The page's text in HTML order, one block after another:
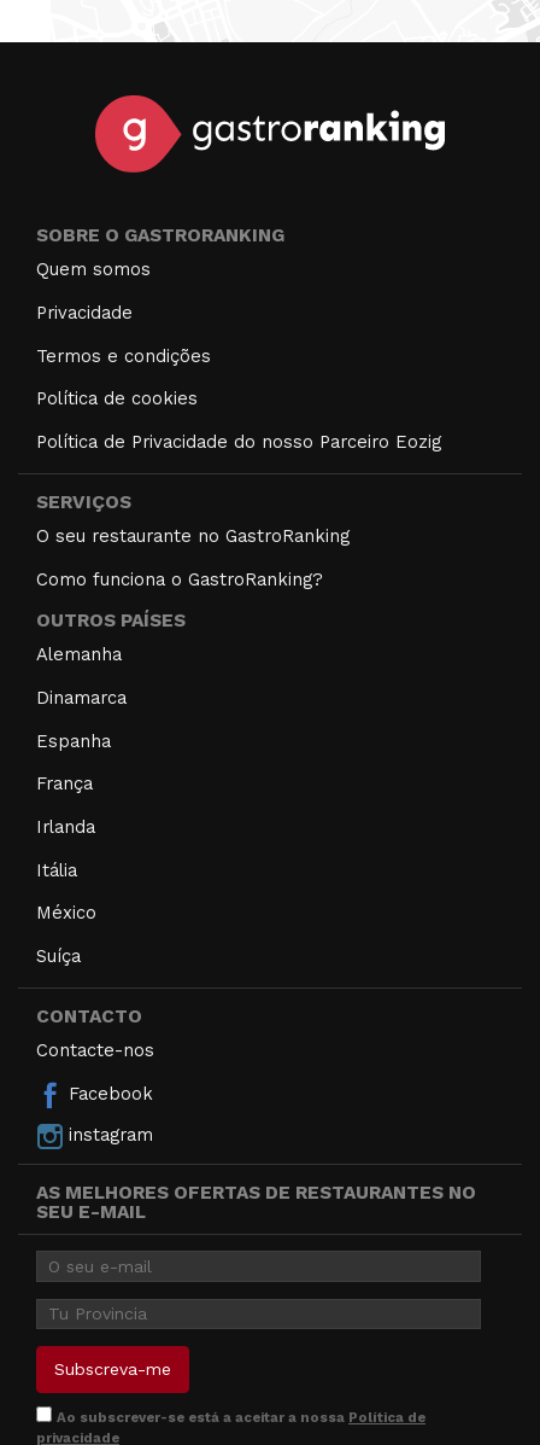
SOBRE O GASTRORANKING
Quem somos
Privacidade
Termos e condições
Política de cookies
Política de Privacidade do nosso Parceiro Eozig
SERVIÇOS
O seu restaurante no GastroRanking
Como funciona o GastroRanking?
OUTROS PAÍSES
Alemanha
Dinamarca
Espanha
França
Irlanda
Itália
México
Suíça
CONTACTO
Contacte-nos
Facebook
instagram
AS MELHORES OFERTAS DE RESTAURANTES NO
SEU E-MAIL
Ao subscrever-se está a aceitar a nossa Política de
privacidade